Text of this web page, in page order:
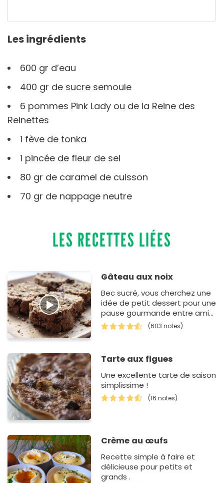
Les ingrédients
600 gr d’eau
400 gr de sucre semoule
6 pommes Pink Lady ou de la Reine des
Reinettes
1 fève de tonka
1 pincée de fleur de sel
80 gr de caramel de cuisson
70 gr de nappage neutre
LES RECETTES LIÉES
Gâteau aux noix
Bec sucré, vous cherchez une
idée de petit dessert pour une
pause gourmande entre amis
ou en famille ? Cette recette
de gâteau aux noix est un j…
(603 notes)
Tarte aux figues
Une excellente tarte de saison
simplissime !
(16 notes)
Crème au œufs
Recette simple à faire et
délicieuse pour petits et
grands .